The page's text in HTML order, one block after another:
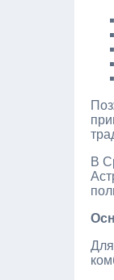
В
Для